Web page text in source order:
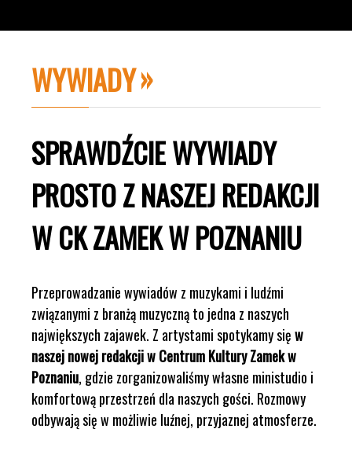
WYWIADY
SPRAWDŹCIE WYWIADY
PROSTO Z NASZEJ REDAKCJI
W CK ZAMEK W POZNANIU
Przeprowadzanie wywiadów z muzykami i ludźmi
związanymi z branżą muzyczną to jedna z naszych
największych zajawek. Z artystami spotykamy sięw
naszej nowej redakcji w Centrum Kultury Zamek w
Poznaniu, gdzie zorganizowaliśmy własne ministudio i
komfortową przestrzeń dla naszych gości. Rozmowy
odbywają się w możliwie luźnej, przyjaznej atmosferze.